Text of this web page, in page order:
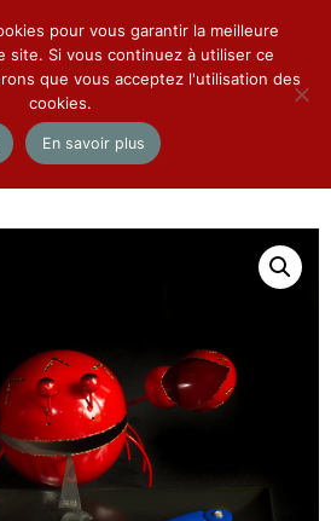
Mon compte
pour vous garantir la meilleure
site. Si vous continuez à utiliser ce
que vous acceptez l'utilisation des
cookies.
En savoir plus